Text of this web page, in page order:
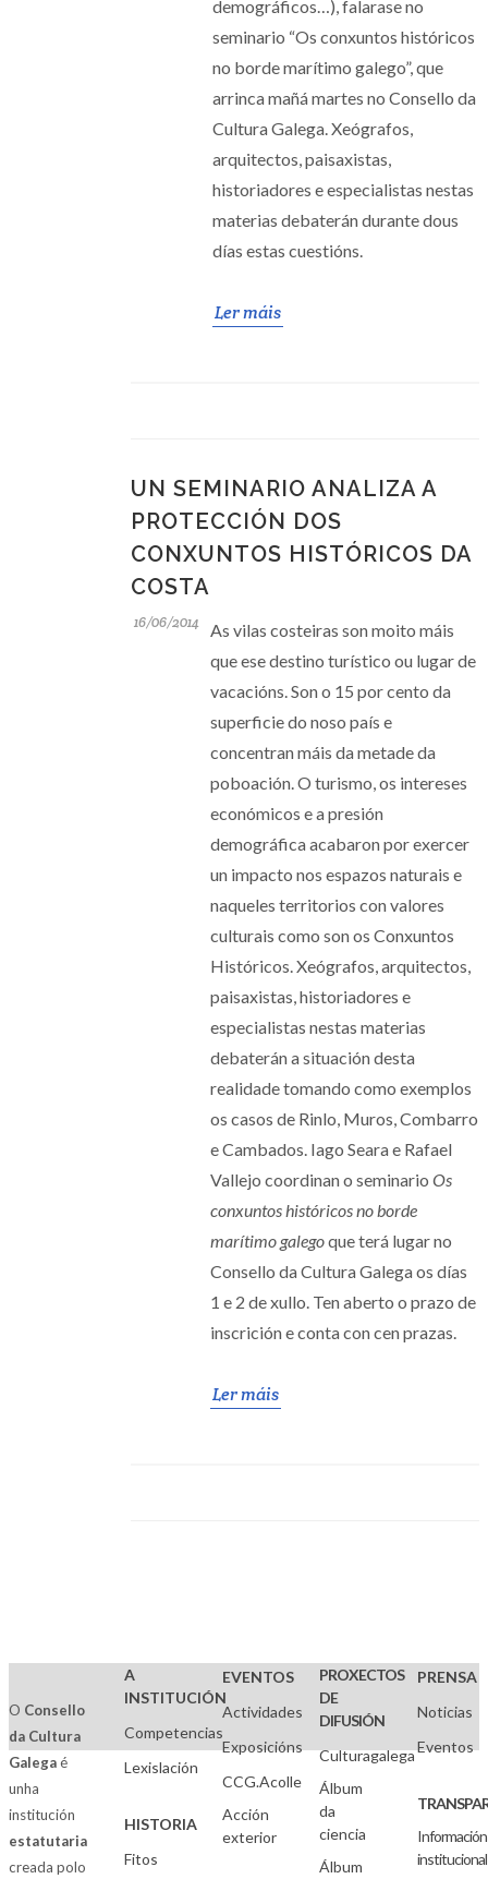
demográficos…), falarase no
seminario “Os conxuntos históricos
no borde marítimo galego”, que
arrinca mañá martes no Consello da
Cultura Galega. Xeógrafos,
arquitectos, paisaxistas,
historiadores e especialistas nestas
materias debaterán durante dous
días estas cuestións.
Ler máis
UN SEMINARIO ANALIZA A
PROTECCIÓN DOS
CONXUNTOS HISTÓRICOS DA
COSTA
16/06/2014
As vilas costeiras son moito máis
que ese destino turístico ou lugar de
vacacións. Son o 15 por cento da
superficie do noso país e
concentran máis da metade da
poboación. O turismo, os intereses
económicos e a presión
demográfica acabaron por exercer
un impacto nos espazos naturais e
naqueles territorios con valores
culturais como son os Conxuntos
Históricos. Xeógrafos, arquitectos,
paisaxistas, historiadores e
especialistas nestas materias
debaterán a situación desta
realidade tomando como exemplos
os casos de Rinlo, Muros, Combarro
e Cambados. Iago Seara e Rafael
Vallejo coordinan o seminarioOs
conxuntos históricos no borde
marítimo galegoque terá lugar no
Consello da Cultura Galega os días
1 e 2 de xullo. Ten aberto o prazo de
inscrición e conta con cen prazas.
Ler máis
O Consello
da Cultura
Galegaé
unha
institución
estatutaria
creada polo
A
INSTITUCIÓN
Competencias
Lexislación
HISTORIA
Fitos
EVENTOS
Actividades
Exposicións
CCG.Acolle
Acción
exterior
PROXECTOS
DE
DIFUSIÓN
Culturagalega
Álbum
da
ciencia
Álbum
PRENSA
Noticias
Eventos
Información
institucional